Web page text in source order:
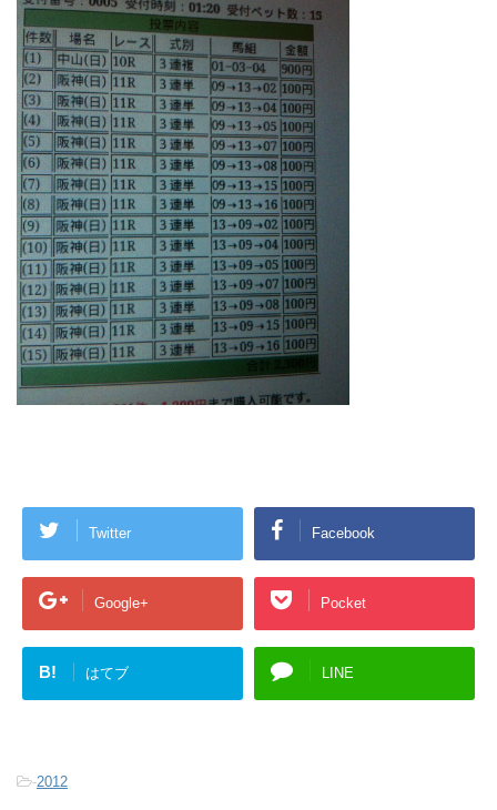
Twitter Facebook
Google+ Pocket
B! はてブ LINE
-2012